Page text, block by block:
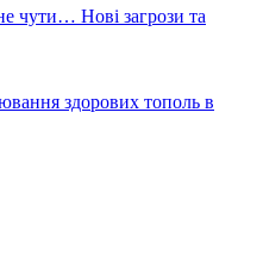
чути… Нові загрози та
здорових тополь в